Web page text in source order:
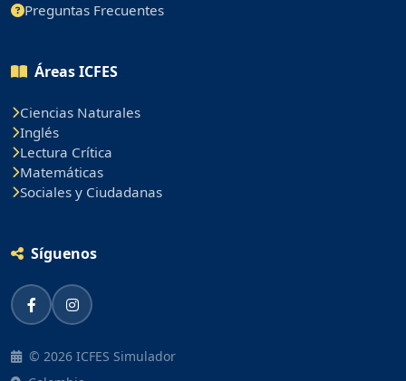
Preguntas Frecuentes
Áreas ICFES
Ciencias Naturales
Inglés
Lectura Crítica
Matemáticas
Sociales y Ciudadanas
Síguenos
© 2026 ICFES Simulador